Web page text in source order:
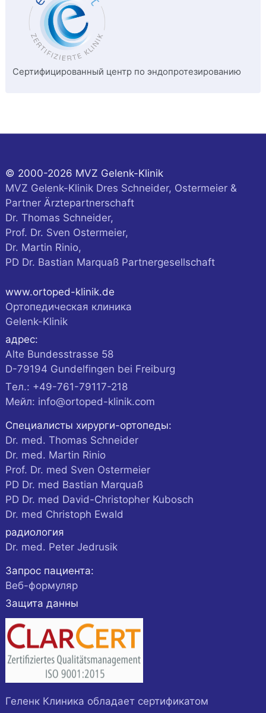
Сертифицированный центр по эндопротезированию
© 2000-2026 MVZ Gelenk-Klinik
MVZ Gelenk-Klinik Dres Schneider, Ostermeier &
Partner Ärztepartnerschaft
Dr. Thomas Schneider,
Prof. Dr. Sven Ostermeier,
Dr. Martin Rinio,
PD Dr. Bastian Marquaß Partnergesellschaft
www.ortoped-klinik.de
Ортопедическая клиника
Gelenk-Klinik
адрес:
Alte Bundesstrasse 58
D-79194 Gundelfingen bei Freiburg
Tел.: +49-761-79117-218
Мейл: info@ortoped-klinik.com
Специалисты хирурги-ортопеды:
Dr. med. Thomas Schneider
Dr. med. Martin Rinio
Prof. Dr. med Sven Ostermeier
PD Dr. med Bastian Marquaß
PD Dr. med David-Christopher Kubosch
Dr. med Christoph Ewald
радиология
Dr. med. Peter Jedrusik
Запрос пациента:
Веб-формуляр
Защита данны
Геленк Клиника обладает сертификатом